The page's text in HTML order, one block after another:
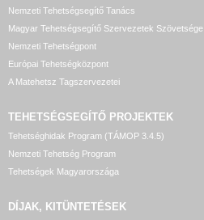
Nemzeti Tehetségsegítő Tanács
Magyar Tehetségsegítő Szervezetek Szövetsége
Nemzeti Tehetségpont
Európai Tehetségközpont
A Matehetsz Tagszervezetei
TEHETSÉGSEGÍTŐ PROJEKTEK
Tehetséghidak Program (TÁMOP 3.4.5)
Nemzeti Tehetség Program
Tehetségek Magyarországa
DÍJAK, KITÜNTETÉSEK